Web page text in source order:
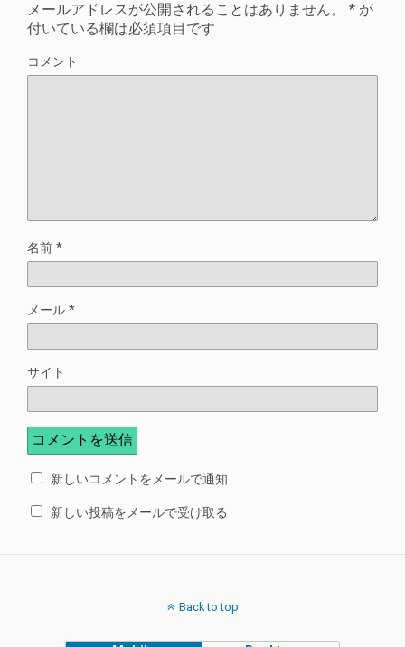
メールアドレスが公開されることはありません。 * が
付いている欄は必須項目です
コメント
名前 *
メール *
サイト
新しいコメントをメールで通知
新しい投稿をメールで受け取る
Back to top